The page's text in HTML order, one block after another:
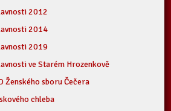
2012
2014
2019
ve Starém Hrozenkově
Ženského sboru Čečera
chleba